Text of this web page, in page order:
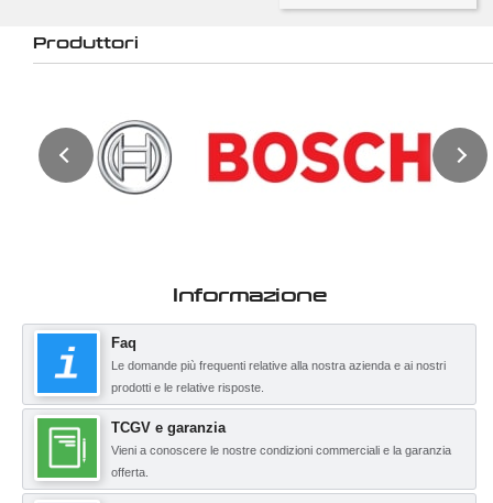
Produttori
Informazione
Faq
Le domande più frequenti relative alla nostra azienda e ai nostri
prodotti e le relative risposte.
TCGV e garanzia
Vieni a conoscere le nostre condizioni commerciali e la garanzia
offerta.